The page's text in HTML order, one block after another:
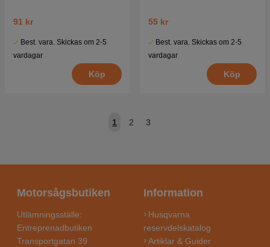
91 kr
Best. vara. Skickas om 2-5
vardagar
Köp
55 kr
Best. vara. Skickas om 2-5
vardagar
Köp
1 2 3
Motorsågsbutiken
Utlämningsställe:
Entreprenadbutiken
Transportgatan 39
Information
Husqvarna
reservdelskatalog
Artiklar & Guider